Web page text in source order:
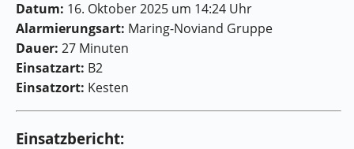
Datum: 16. Oktober 2025 um 14:24 Uhr
Alarmierungsart: Maring-Noviand Gruppe
Dauer: 27 Minuten
Einsatzart: B2
Einsatzort: Kesten
Einsatzbericht: